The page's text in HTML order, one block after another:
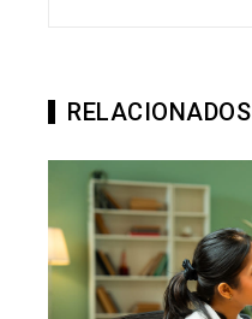
RELACIONADOS